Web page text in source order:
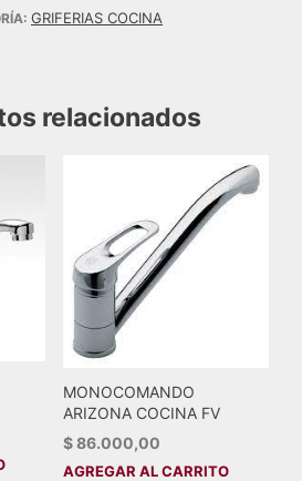
GRIFERIAS COCINA
relacionados
MONOCOMANDO
ARIZONA COCINA FV
$86.000,00
AGREGAR AL CARRITO